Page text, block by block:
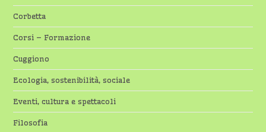
Corbetta
Corsi – Formazione
Cuggiono
Ecologia, sostenibilità, sociale
Eventi, cultura e spettacoli
Filosofia